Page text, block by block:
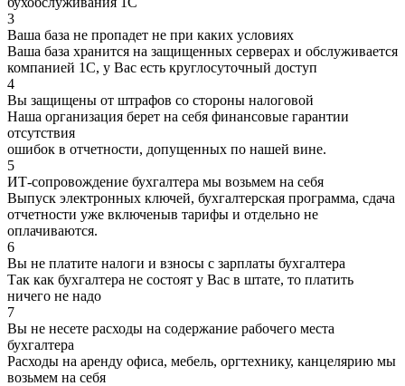
3
Ваша база не пропадет не при каких условиях
Ваша база хранится на защищенных серверах и обслуживается
компанией 1С, у Вас есть круглосуточный доступ
4
Вы защищены от штрафов со стороны налоговой
Наша организация берет на себя финансовые гарантии
отсутствия
ошибок в отчетности, допущенных по нашей вине.
5
ИТ-сопровождение бухгалтера мы возьмем на себя
Выпуск электронных ключей, бухгалтерская программа, сдача
отчетности уже включеныв тарифы и отдельно не
оплачиваются.
6
Вы не платите налоги и взносы с зарплаты бухгалтера
Так как бухгалтера не состоят у Вас в штате, то платить
ничего не надо
7
Вы не несете расходы на содержание рабочего места
бухгалтера
Расходы на аренду офиса, мебель, оргтехнику, канцелярию мы
возьмем на себя